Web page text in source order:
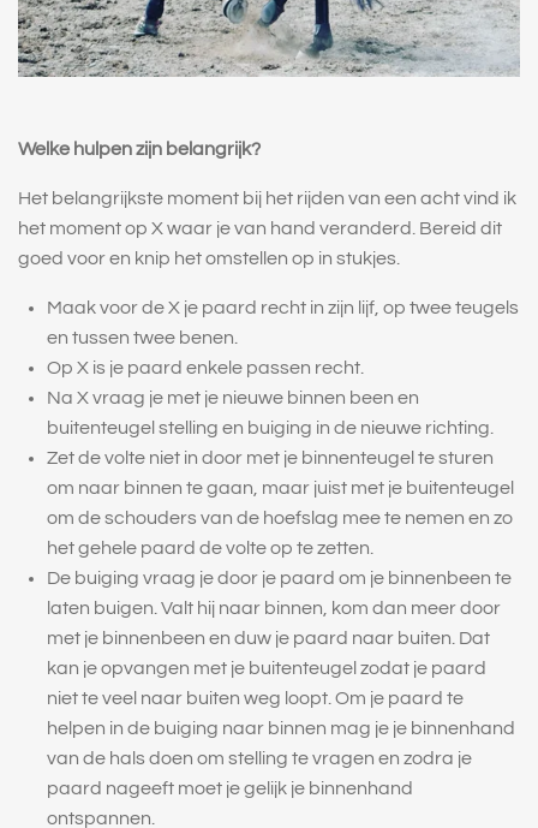
Welke hulpen zijn belangrijk?
Het belangrijkste moment bij het rijden van een acht vind ik
het moment op X waar jevan hand veranderd. Bereid dit
goed voor en knip het omstellen op in stukjes.
Maak voor de X je paard recht in zijn lijf, op twee teugels
en tussen twee benen.
Op X is je paard enkele passen recht.
Na X vraag je met je nieuwe binnen been en
buitenteugel stelling en buiging in de nieuwe richting.
Zet de volte niet in door met je binnenteugel te sturen
om naar binnen te gaan, maar juist met je buitenteugel
om de schouders van de hoefslag mee te nemen en zo
het gehele paard de volte op te zetten.
De buiging vraag je door je paard om je binnenbeen te
laten buigen. Valt hij naar binnen, kom dan meer door
met je binnenbeen en duw je paard naar buiten. Dat
kan je opvangen met je buitenteugel zodat je paard
niet te veel naar buiten weg loopt. Om je paard te
helpen in de buiging naar binnen mag je je binnenhand
van de hals doen om stelling te vragen en zodra je
paard nageeft moet je gelijk je binnenhand
ontspannen.